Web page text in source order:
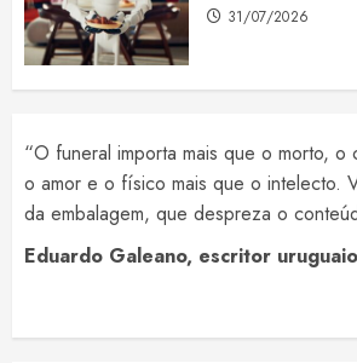
31/07/2026
“O funeral importa mais que o morto, o
o amor e o físico mais que o intelecto.
da embalagem, que despreza o
Eduardo Galeano, escritor uruguaio